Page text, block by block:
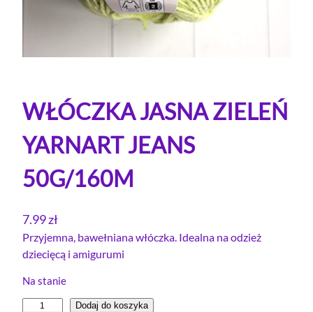
WŁÓCZKA JASNA ZIELEŃ
YARNART JEANS
50G/160M
7.99zł
Przyjemna, bawełniana włóczka. Idealna na odzież
dziecięcą i amigurumi
Na stanie
Dodaj do koszyka